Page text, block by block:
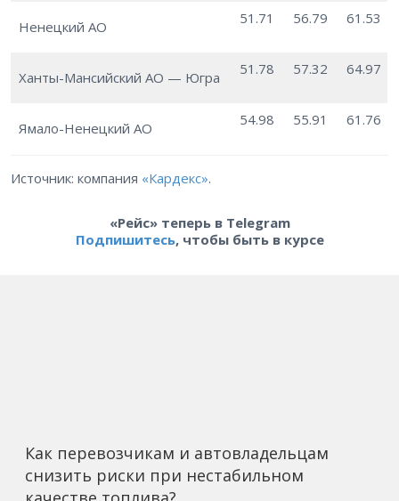
Ненецкий АО 51.71 56.79 61.53
Ханты-Мансийский АО — Югра 51.78 57.32 64.97
Ямало-Ненецкий АО 54.98 55.91 61.76
Источник: компания «Кардекс».
«Рейс» теперь в Telegram
Подпишитесь, чтобы быть в курсе
Как перевозчикам и автовладельцам
снизить риски при нестабильном